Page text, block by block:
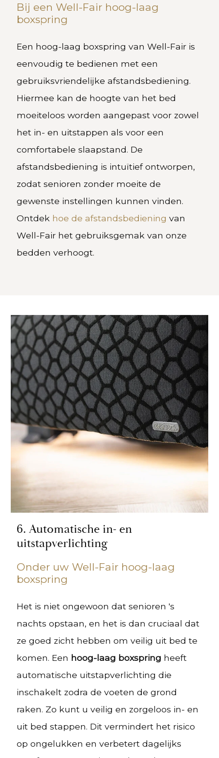
Bij een Well-Fair hoog-laag
boxspring
Een hoog-laag boxspring van Well-Fair is
eenvoudig te bedienen met een
gebruiksvriendelijke afstandsbediening.
Hiermee kan de hoogte van het bed
moeiteloos worden aangepast voor zowel
het in- en uitstappen als voor een
comfortabele slaapstand. De
afstandsbediening is intuïtief ontworpen,
zodat senioren zonder moeite de
gewenste instellingen kunnen vinden.
Ontdek hoe de afstandsbediening van
Well-Fair het gebruiksgemak van onze
bedden verhoogt.
6. Automatische in- en
uitstapverlichting
Onder uw Well-Fair hoog-laag
boxspring
Het is niet ongewoon dat senioren 's
nachts opstaan, en het is dan cruciaal dat
ze goed zicht hebben om veilig uit bed te
komen. Een hoog-laag boxspring heeft
automatische uitstapverlichting die
inschakelt zodra de voeten de grond
raken. Zo kunt u veilig en zorgeloos in- en
uit bed stappen. Dit vermindert het risico
op ongelukken en verbetert dagelijks